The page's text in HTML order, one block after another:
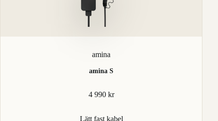
amina
amina S
4 990 kr
Lätt fast kabel